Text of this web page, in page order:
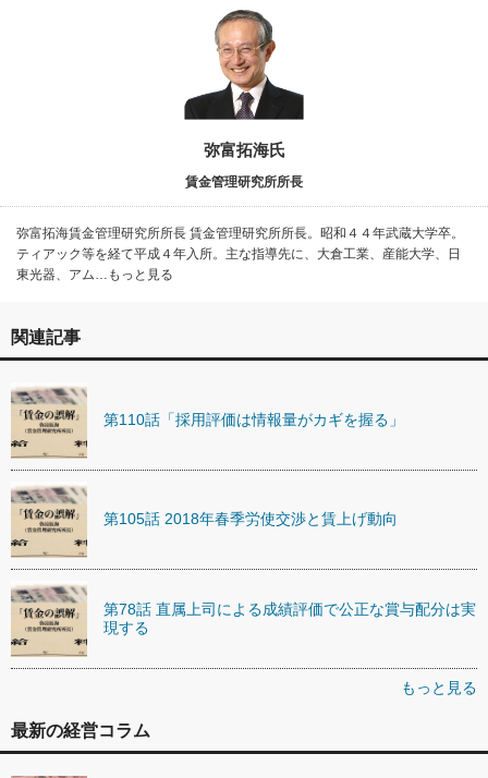
弥富拓海氏
賃金管理研究所所長
弥富拓海賃金管理研究所所長 賃金管理研究所所長。昭和４４年武蔵大学卒。
ティアック等を経て平成４年入所。主な指導先に、大倉工業、産能大学、日
東光器、アム…もっと見る
関連記事
第110話「採用評価は情報量がカギを握る」
第105話 2018年春季労使交渉と賃上げ動向
第78話 直属上司による成績評価で公正な賞与配分は実
現する
もっと見る
最新の経営コラム